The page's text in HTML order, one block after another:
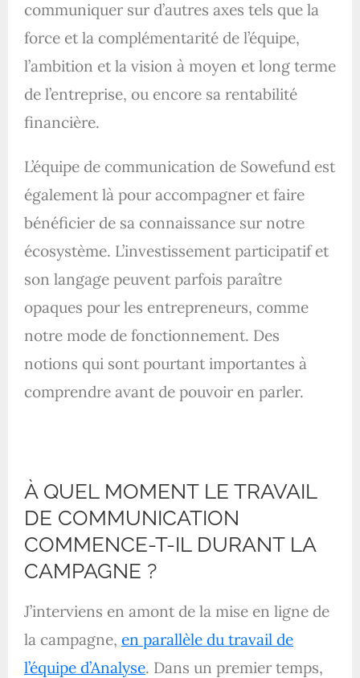
communiquer sur d’autres axes tels que la
force et la complémentarité de l’équipe,
l’ambition et la vision à moyen et long terme
de l’entreprise, ou encore sa rentabilité
financière.
L’équipe de communication de Sowefund est
également là pour accompagner et faire
bénéficier de sa connaissance sur notre
écosystème. L’investissement participatif et
son langage peuvent parfois paraître
opaques pour les entrepreneurs, comme
notre mode de fonctionnement. Des
notions qui sont pourtant importantes à
comprendre avant de pouvoir en parler.
À QUEL MOMENT LE TRAVAIL
DE COMMUNICATION
COMMENCE-T-IL DURANT LA
CAMPAGNE ?
J’interviens en amont de la mise en ligne de
la campagne, en parallèle du travail de
l’équipe d’Analyse. Dans un premier temps,